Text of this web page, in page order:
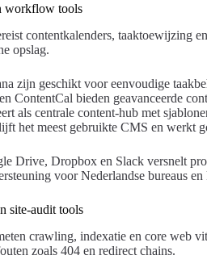
workflow tools
contentkalenders, taaktoewijzing
opslag.
zijn geschikt voor eenvoudige
ContentCal bieden geavanceerde
als centrale content-hub met
het meest gebruikte CMS en werkt
Drive, Dropbox en Slack versnelt
voor Nederlandse bureaus en
site-audit tools
crawling, indexatie en core web
zoals 404 en redirect chains.